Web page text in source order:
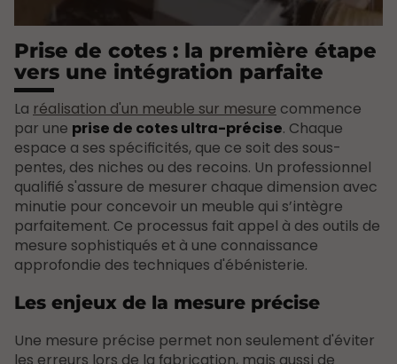
Prise de cotes : la première étape
vers une intégration parfaite
La réalisation d'un meuble sur mesure commence
par une prise de cotes ultra-précise. Chaque
espace a ses spécificités, que ce soit des sous-
pentes, des niches ou des recoins. Un professionnel
qualifié s'assure de mesurer chaque dimension avec
minutie pour concevoir un meuble qui s’intègre
parfaitement. Ce processus fait appel à des outils de
mesure sophistiqués et à une connaissance
approfondie des techniques d'ébénisterie.
Les enjeux de la mesure précise
Une mesure précise permet non seulement d'éviter
les erreurs lors de la fabrication, mais aussi de